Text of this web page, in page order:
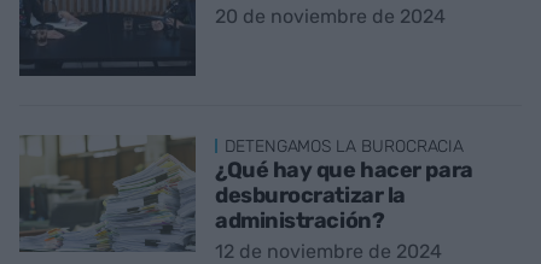
20 de noviembre de 2024
DETENGAMOS LA BUROCRACIA
¿Qué hay que hacer para
desburocratizar la
administración?
12 de noviembre de 2024